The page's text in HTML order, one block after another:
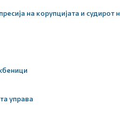
на корупцијата и судирот
управа